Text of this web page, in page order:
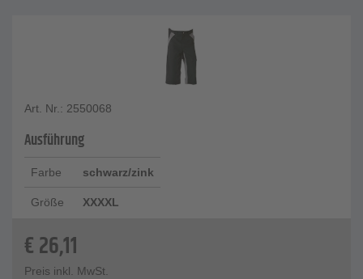
Art. Nr.: 2550068
Ausführung
Farbe schwarz/zink
Größe XXXXL
€26,11
Preis inkl. MwSt.